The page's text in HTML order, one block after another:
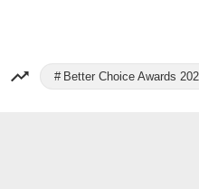
Better Choice Awards